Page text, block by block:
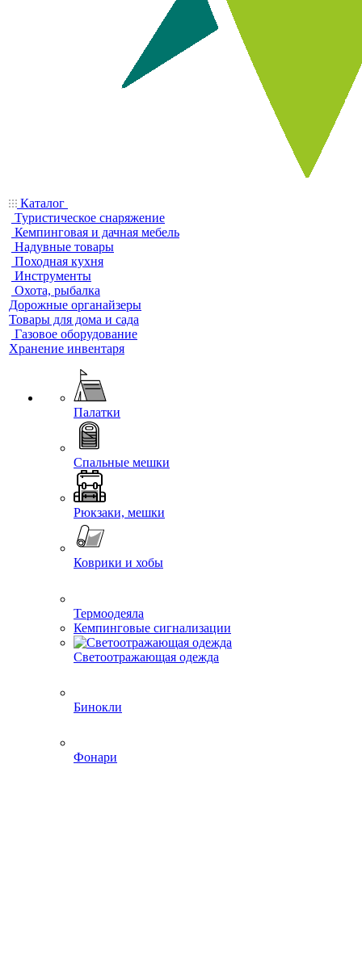
Каталог
Туристическое снаряжение
Кемпинговая и дачная мебель
Надувные товары
Походная кухня
Инструменты
Охота, рыбалка
Дорожные органайзеры
Товары для дома и сада
Газовое оборудование
Хранение инвентаря
Палатки
Спальные мешки
Рюкзаки, мешки
Коврики и хобы
Термоодеяла
Кемпинговые сигнализации
Светоотражающая одежда
Бинокли
Фонари